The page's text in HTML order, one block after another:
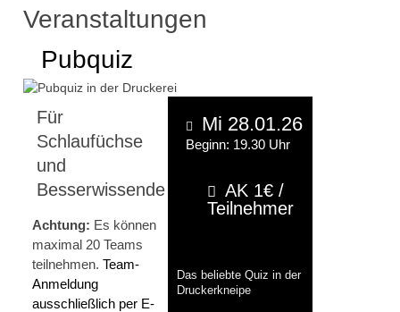
Veranstaltungen
Pubquiz
Für
Schlaufüchse
und
Besserwissende
Achtung: Es können
maximal 20 Teams
teilnehmen. Team-
Anmeldung
ausschließlich per E-
Mi 28.01.26
Beginn: 19.30 Uhr
AK 1€ /
Teilnehmer
Das beliebte Quiz in der
Druckerkneipe